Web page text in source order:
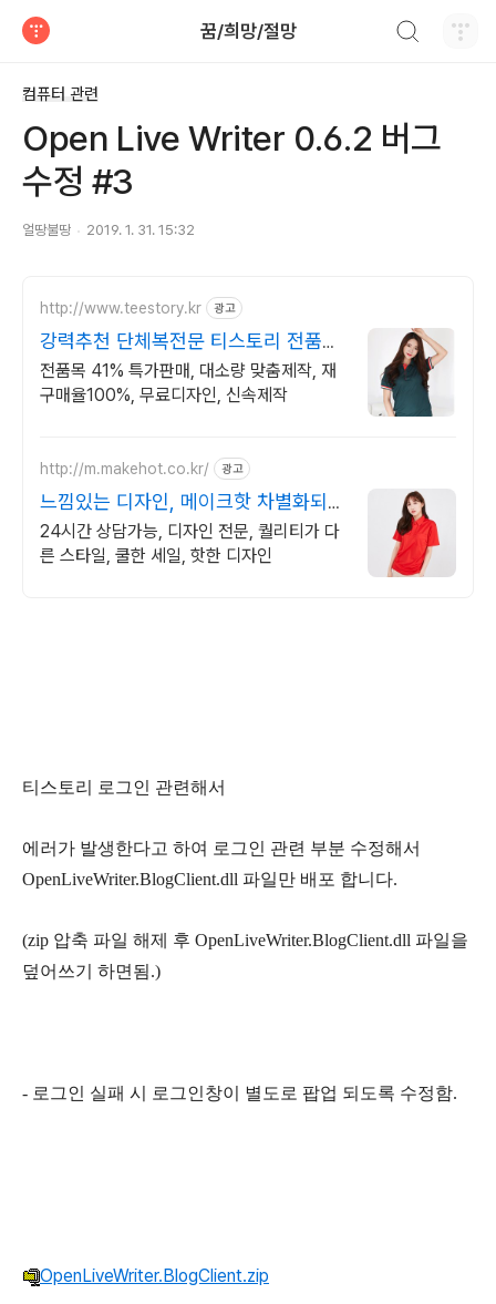
꿈/희망/절망
컴퓨터 관련
Open Live Writer 0.6.2 버그
수정 #3
얼땅불땅 2019. 1. 31. 15:32
http://www.teestory.kr 광고
강력추천 단체복전문 티스토리 전품목
41% 특가세일
전품목 41% 특가판매, 대소량 맞춤제작, 재
구매율100%, 무료디자인, 신속제작
http://m.makehot.co.kr/ 광고
느낌있는 디자인, 메이크핫 차별화되고
세련된 디자인!
24시간 상담가능, 디자인 전문, 퀄리티가 다
른 스타일, 쿨한 세일, 핫한 디자인
티스토리 로그인 관련해서
에러가 발생한다고 하여 로그인 관련 부분 수정해서
OpenLiveWriter.BlogClient.dll 파일만 배포 합니다.
(zip 압축 파일 해제 후 OpenLiveWriter.BlogClient.dll 파일을
덮어쓰기 하면됨.)
- 로그인 실패 시 로그인창이 별도로 팝업 되도록 수정함.
OpenLiveWriter.BlogClient.zip